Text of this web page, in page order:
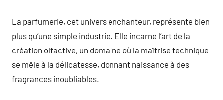
La parfumerie, cet univers enchanteur, représente bien
plus qu’une simple industrie. Elle incarne l’art de la
création olfactive, un domaine où la maîtrise technique
se mêle à la délicatesse, donnant naissance à des
fragrances inoubliables.